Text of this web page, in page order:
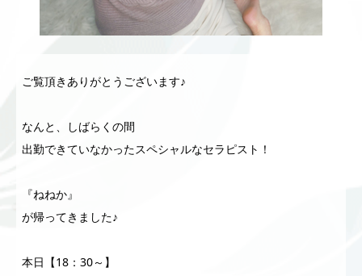
ご覧頂きありがとうございます♪
なんと、しばらくの間
出勤できていなかったスペシャルなセラピスト！
『ねねか』
が帰ってきました♪
本日【18：30～】